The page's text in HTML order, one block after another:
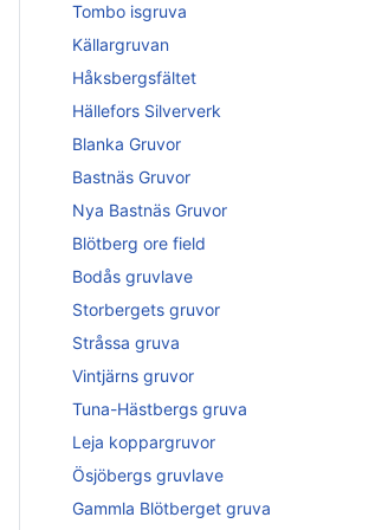
Tombo isgruva
Källargruvan
Håksbergsfältet
Hällefors Silververk
Blanka Gruvor
Bastnäs Gruvor
Nya Bastnäs Gruvor
Blötberg ore field
Bodås gruvlave
Storbergets gruvor
Stråssa gruva
Vintjärns gruvor
Tuna-Hästbergs gruva
Leja koppargruvor
Ösjöbergs gruvlave
Gammla Blötberget gruva